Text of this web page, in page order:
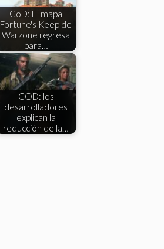
CoD: El mapa
Fortune's Keep de
Warzone regresa
para…
COD: los
desarrolladores
explican la
reducción de la…